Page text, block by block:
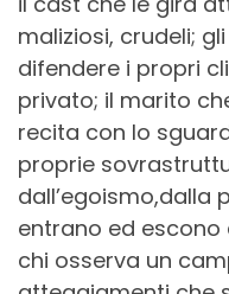
maliziosi, crudeli;
difendere i propri
privato; il marito
recita con lo
proprie
dall’egoismo,dalla
entrano ed
chi osserva un